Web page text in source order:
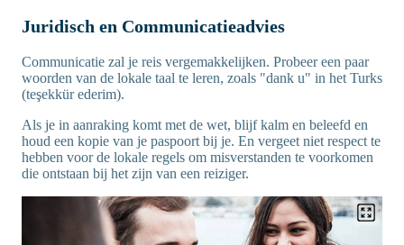
Juridisch en Communicatieadvies
Communicatie zal je reis vergemakkelijken. Probeer een paar
woorden van de lokale taal te leren, zoals "dank u" in het Turks
(teşekkür ederim).
Als je in aanraking komt met de wet, blijf kalm en beleefd en
houd een kopie van je paspoort bij je. En vergeet niet respect te
hebben voor de lokale regels om misverstanden te voorkomen
die ontstaan bij het zijn van een reiziger.